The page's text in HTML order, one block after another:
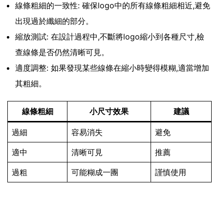
線條粗細的一致性: 確保logo中的所有線條粗細相近,避免
出現過於纖細的部分。
縮放測試: 在設計過程中,不斷將logo縮小到各種尺寸,檢
查線條是否仍然清晰可見。
適度調整: 如果發現某些線條在縮小時變得模糊,適當增加
其粗細。
線條粗細 小尺寸效果 建議
過細 容易消失 避免
適中 清晰可見 推薦
過粗 可能糊成一團 謹慎使用